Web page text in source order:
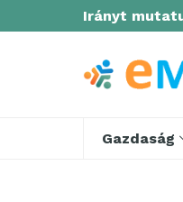
Irányt
Gazdaság